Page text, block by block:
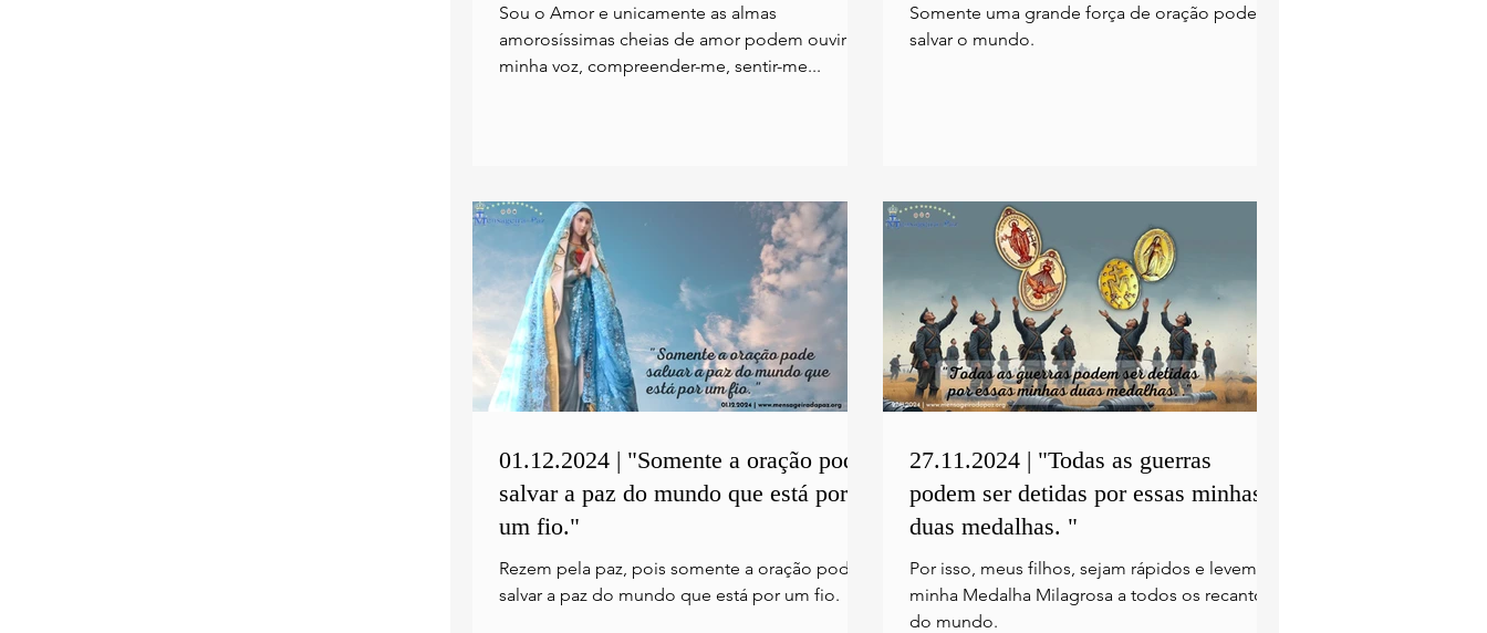
Sou o Amor e unicamente as almas
amorosíssimas cheias de amor podem ouvir a
minha voz, compreender-me, sentir-me...
Somente uma grande força de oração poderá
salvar o mundo.
01.12.2024 | "Somente a oração pode
salvar a paz do mundo que está por
um fio."
Rezem pela paz, pois somente a oração pode
salvar a paz do mundo que está por um fio.
27.11.2024 | "Todas as guerras
podem ser detidas por essas minhas
duas medalhas. "
Por isso, meus filhos, sejam rápidos e levem a
minha Medalha Milagrosa a todos os recantos
do mundo.